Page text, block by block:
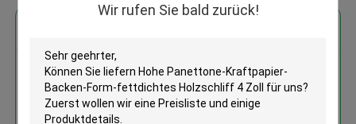
Wir rufen Sie bald zurück!
Hohe Panettone-Kraftpapier-
Backen-Form-fettdichtes
Holzschliff 4 Zoll